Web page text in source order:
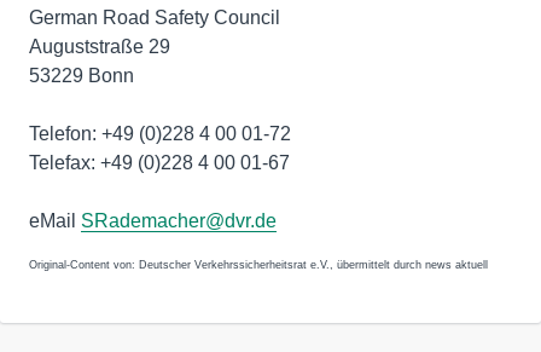
German Road Safety Council
Auguststraße 29
53229 Bonn
Telefon: +49 (0)228 4 00 01-72
Telefax: +49 (0)228 4 00 01-67
eMail SRademacher@dvr.de
Original-Content von: Deutscher Verkehrssicherheitsrat e.V., übermittelt durch news aktuell